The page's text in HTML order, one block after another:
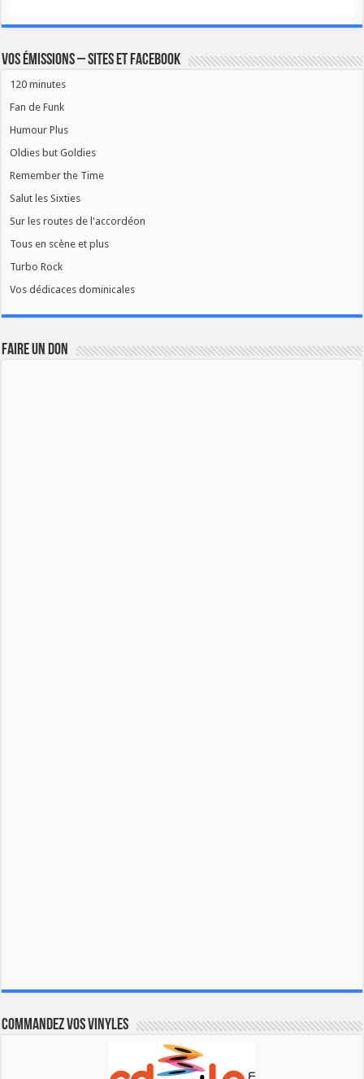
Vos émissions – Sites et Facebook
120 minutes
Fan de Funk
Humour Plus
Oldies but Goldies
Remember the Time
Salut les Sixties
Sur les routes de l'accordéon
Tous en scène et plus
Turbo Rock
Vos dédicaces dominicales
FAIRE UN DON
Commandez vos vinyles